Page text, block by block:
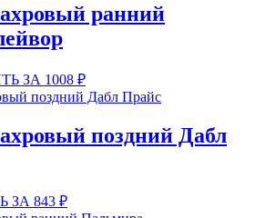
ранний
ЗА 1008 ₽
поздний Дабл
ЗА 843 ₽